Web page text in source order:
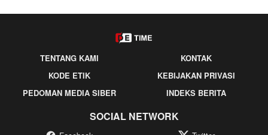
TENTANG KAMI
KONTAK
KODE ETIK
KEBIJAKAN PRIVASI
PEDOMAN MEDIA SIBER
INDEKS BERITA
SOCIAL NETWORK